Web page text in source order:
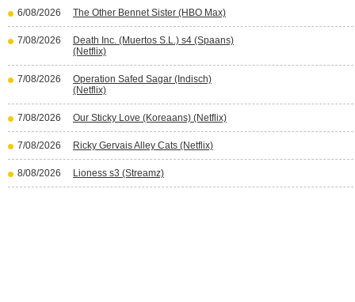
6/08/2026 The Other Bennet Sister (HBO Max)
7/08/2026
Death Inc. (Muertos S.L.) s4 (Spaans)
(Netflix)
7/08/2026
Operation Safed Sagar (Indisch)
(Netflix)
7/08/2026 Our Sticky Love (Koreaans) (Netflix)
7/08/2026 Ricky Gervais Alley Cats (Netflix)
8/08/2026 Lioness s3 (Streamz)